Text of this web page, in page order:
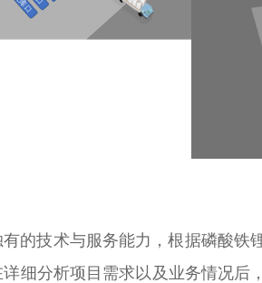
技术与服务能力，根据磷酸铁
细分析项目需求以及业务情况